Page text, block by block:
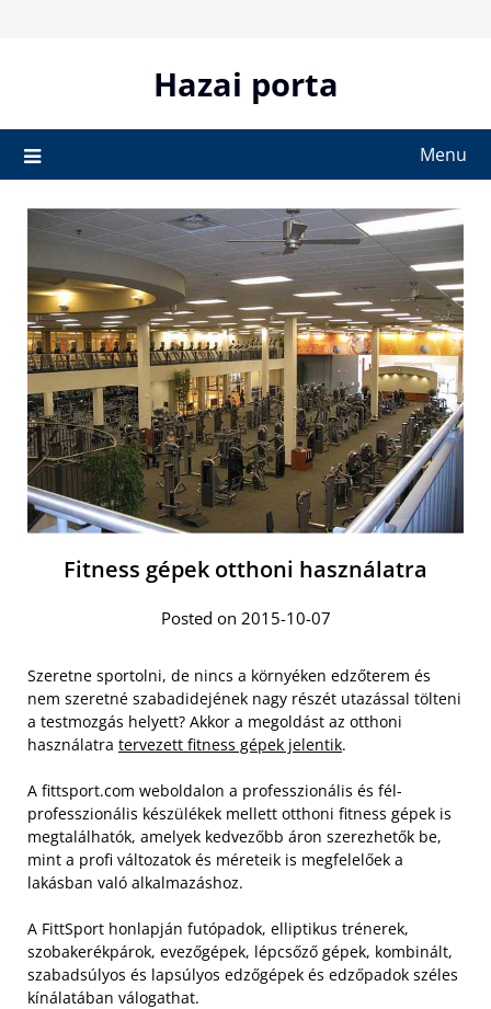
Hazai porta
Menu
Fitness gépek otthoni használatra
Posted on 2015-10-07
Szeretne sportolni, de nincs a környéken edzőterem és
nem szeretné szabadidejének nagy részét utazással tölteni
a testmozgás helyett? Akkor a megoldást az otthoni
használatra tervezett fitness gépek jelentik.
A fittsport.com weboldalon a professzionális és fél-
professzionális készülékek mellett otthoni fitness gépek is
megtalálhatók, amelyek kedvezőbb áron szerezhetők be,
mint a profi változatok és méreteik is megfelelőek a
lakásban való alkalmazáshoz.
A FittSport honlapján futópadok, elliptikus trénerek,
szobakerékpárok, evezőgépek, lépcsőző gépek, kombinált,
szabadsúlyos és lapsúlyos edzőgépek és edzőpadok széles
kínálatában válogathat.